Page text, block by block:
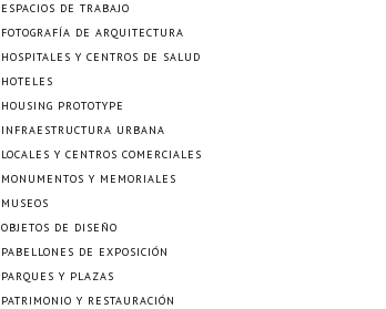
ESPACIOS DE TRABAJO
FOTOGRAFÍA DE ARQUITECTURA
HOSPITALES Y CENTROS DE SALUD
HOTELES
HOUSING PROTOTYPE
INFRAESTRUCTURA URBANA
LOCALES Y CENTROS COMERCIALES
MONUMENTOS Y MEMORIALES
MUSEOS
OBJETOS DE DISEÑO
PABELLONES DE EXPOSICIÓN
PARQUES Y PLAZAS
PATRIMONIO Y RESTAURACIÓN